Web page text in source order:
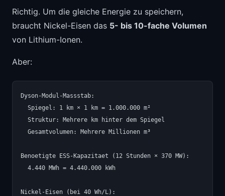
Richtig. Um die gleiche Energie zu speichern,
braucht Nickel-Eisen das 5- bis 10-fache Volumen
von Lithium-Ionen.
Aber:
Dyson-Modul-Massstab:
  Spiegel: 1 km × 1 km = 1.000.000 m²
  Struktur: Mehrere km hinter dem Spiegel
  Gesamtvolumen: Mehrere Millionen m³
Benoetigte ESS-Kapazitaet (12 Stunden × 370 MW):
  4.440 MWh = 4.440.000 kWh
Nickel-Eisen (bei 40 Wh/L):